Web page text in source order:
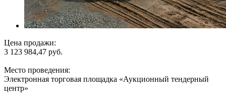
Цена продажи:
3 123 984,47 руб.
Место проведения:
Электронная торговая площадка «Аукционный тендерный
центр»